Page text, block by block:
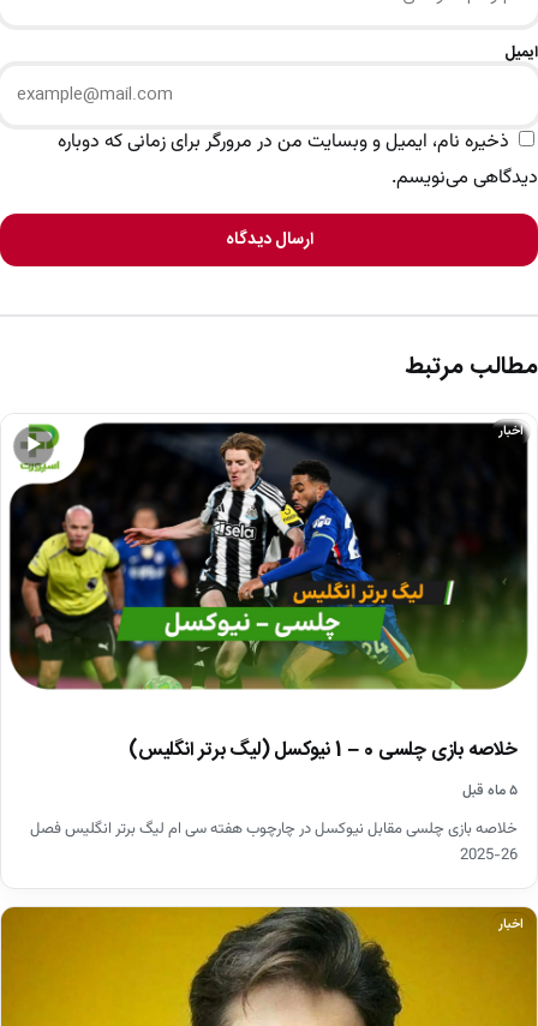
ایمیل
ذخیره نام، ایمیل و وبسایت من در مرورگر برای زمانی که دوباره
دیدگاهی می‌نویسم.
ارسال دیدگاه
مطالب مرتبط
▶
اخبار
خلاصه بازی چلسی 0 – 1 نیوکسل (لیگ برتر انگلیس)
۵ ماه قبل
خلاصه بازی چلسی مقابل نیوکسل در چارچوب هفته سی ام لیگ برتر انگلیس فصل
26-2025
اخبار